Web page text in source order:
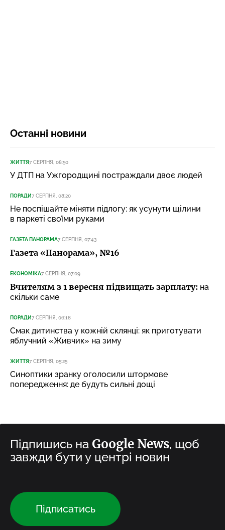
Останні новини
ЖИТТЯ7 СЕРПНЯ, 08:50
У ДТП на Ужгородщині постраждали двоє людей
ПОРАДИ7 СЕРПНЯ, 08:20
Не поспішайте міняти підлогу: як усунути щілини
в паркеті своїми руками
ГАЗЕТА ПАНОРАМА7 СЕРПНЯ, 07:43
Газета «Панорама», №16
ЕКОНОМІКА7 СЕРПНЯ, 07:09
Вчителям з 1 вересня підвищать зарплату: на
скільки саме
ПОРАДИ7 СЕРПНЯ, 06:18
Смак дитинства у кожній склянці: як приготувати
яблучний «Живчик» на зиму
ЖИТТЯ7 СЕРПНЯ, 05:25
Синоптики зранку оголосили штормове
попередження: де будуть сильні дощі
Підпишись на Google News, щоб
завжди бути у центрі новин
Підписатись